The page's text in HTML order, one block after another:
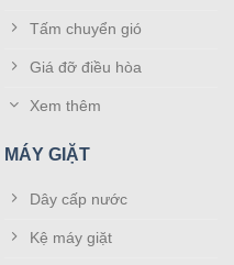
các đời máy
được với điều hòa ở nhà
bạn hoàn toàn yên
của chúng tôi có khả
dòng máy lạnh Midea
Tấm chuyển gió
Giá đỡ điều hòa
Xem thêm
MÁY GIẶT
Dây cấp nước
Kệ máy giặt